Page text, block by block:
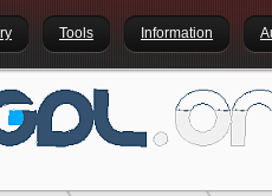
Tools Information